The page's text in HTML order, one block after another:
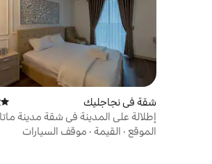
شقة في نجاجليك
إطلالة على المدينة في شقة مدينة
الموقع · القيمة · موقف السيارات